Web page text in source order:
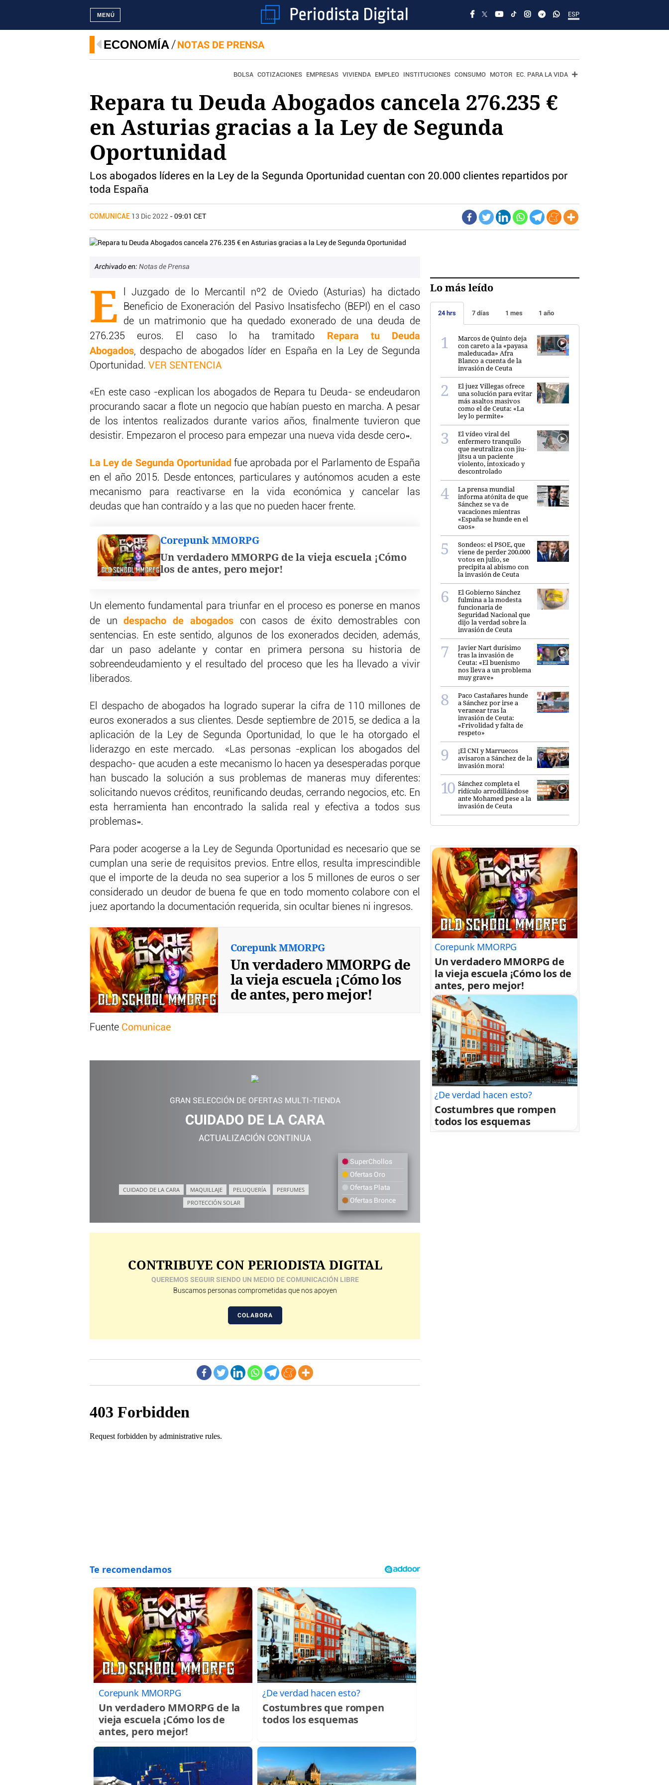
ESP
MENÚ
ECONOMÍA NOTAS DE PRENSA
BOLSA COTIZACIONES EMPRESAS VIVIENDA EMPLEO INSTITUCIONES CONSUMO MOTOR EC. PARA LA VIDA
Repara tu Deuda Abogados cancela 276.235 €
en Asturias gracias a la Ley de Segunda
Oportunidad
Los abogados líderes en la Ley de la Segunda Oportunidad cuentan con 20.000 clientes repartidos por
toda España
COMUNICAE 13 Dic 2022 - 09:01 CET
Archivado en: Notas de Prensa
E
l Juzgado de lo Mercantil nº2 de Oviedo (Asturias) ha dictado
Beneficio de Exoneración del Pasivo Insatisfecho (BEPI) en el caso
de un matrimonio que ha quedado exonerado de una deuda de
276.235 euros. El caso lo ha tramitado Repara tu Deuda
Abogados, despacho de abogados líder en España en la Ley de Segunda
Oportunidad. VER SENTENCIA
«En este caso -explican los abogados de Repara tu Deuda- se endeudaron
procurando sacar a flote un negocio que habían puesto en marcha. A pesar
de los intentos realizados durante varios años, finalmente tuvieron que
desistir. Empezaron el proceso para empezar una nueva vida desde cero».
La Ley de Segunda Oportunidad fue aprobada por el Parlamento de España
en el año 2015. Desde entonces, particulares y autónomos acuden a este
mecanismo para reactivarse en la vida económica y cancelar las
deudas que han contraído y a las que no pueden hacer frente.
Corepunk MMORPG
Un verdadero MMORPG de la vieja escuela ¡Cómo
los de antes, pero mejor!
Un elemento fundamental para triunfar en el proceso es ponerse en manos
de undespacho de abogadoscon casos de éxito demostrables con
sentencias. En este sentido, algunos de los exonerados deciden, además,
dar un paso adelante y contar en primera persona su historia de
sobreendeudamiento y el resultado del proceso que les ha llevado a vivir
liberados.
El despacho de abogados ha logrado superar la cifra de 110 millones de
euros exonerados a sus clientes. Desde septiembre de 2015, se dedica a la
aplicación de la Ley de Segunda Oportunidad, lo que le ha otorgado el
liderazgo en este mercado. «Las personas -explican los abogados del
despacho- que acuden a este mecanismo lo hacen ya desesperadas porque
han buscado la solución a sus problemas de maneras muy diferentes:
solicitando nuevos créditos, reunificando deudas, cerrando negocios, etc. En
esta herramienta han encontrado la salida real y efectiva a todos sus
problemas».
Para poder acogerse a la Ley de Segunda Oportunidad es necesario que se
cumplan una serie de requisitos previos. Entre ellos, resulta imprescindible
que el importe de la deuda no sea superior a los 5 millones de euros o ser
considerado un deudor de buena fe que en todo momento colabore con el
juez aportando la documentación requerida, sin ocultar bienes ni ingresos.
Corepunk MMORPG
Un verdadero MMORPG de
la vieja escuela ¡Cómo los
de antes, pero mejor!
Fuente Comunicae
GRAN SELECCIÓN DE OFERTAS MULTI-TIENDA
CUIDADO DE LA CARA
ACTUALIZACIÓN CONTINUA
CUIDADO DE LA CARA MAQUILLAJE PELUQUERÍA
PERFUMES
PROTECCIÓN SOLAR
SuperChollos
Ofertas Oro
Ofertas Plata
Ofertas Bronce
CONTRIBUYE CON PERIODISTA DIGITAL
QUEREMOS SEGUIR SIENDO UN MEDIO DE COMUNICACIÓN LIBRE
Buscamos personas comprometidas que nos apoyen
COLABORA
Corepunk MMORPG
Un verdadero MMORPG de la
vieja escuela ¡Cómo los de
antes, pero mejor!
¿De verdad hacen esto?
Costumbres que rompen
todos los esquemas
Lo más leído
24 hrs 7 días 1 mes 1 año
Marcos de Quinto deja
con careto a la «payasa
maleducada» Afra
Blanco a cuenta de la
invasión de Ceuta
El juez Villegas ofrece
una solución para evitar
más asaltos masivos
como el de Ceuta: «La
ley lo permite»
El vídeo viral del
enfermero tranquilo
que neutraliza con jiu-
jitsu a un paciente
violento, intoxicado y
descontrolado
La prensa mundial
informa atónita de que
Sánchez se va de
vacaciones mientras
«España se hunde en el
caos»
Sondeos: el PSOE, que
viene de perder 200.000
votos en julio, se
precipita al abismo con
la invasión de Ceuta
El Gobierno Sánchez
fulmina a la modesta
funcionaria de
Seguridad Nacional que
dijo la verdad sobre la
invasión de Ceuta
Javier Nart durísimo
tras la invasión de
Ceuta: «El buenismo
nos lleva a un problema
muy grave»
Paco Castañares hunde
a Sánchez por irse a
veranear tras la
invasión de Ceuta:
«Frivolidad y falta de
respeto»
¡El CNI y Marruecos
avisaron a Sánchez de la
invasión mora!
Sánchez completa el
ridículo arrodillándose
ante Mohamed pese a la
invasión de Ceuta
Corepunk MMORPG
Un verdadero MMORPG de
la vieja escuela ¡Cómo los de
antes, pero mejor!
¿De verdad hacen esto?
Costumbres que rompen
todos los esquemas